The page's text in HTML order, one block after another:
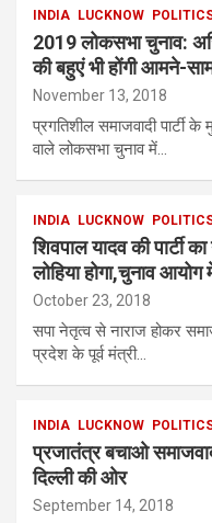
INDIA LUCKNOW
2019 लोकसभा चुनाव:
की बहुएं भी होंगी आमने-
November 13, 2018
प्रगतिशील समाजवादी पार्टी
वाले लोकसभा चुनाव में…
INDIA LUCKNOW
शिवपाल यादव की पार्टी
लोहिया होगा,चुनाव
October 23, 2018
सपा नेतृत्व से नाराज होकर
प्रदेश के पूर्व मंत्री…
INDIA LUCKNOW
प्रजातंत्र बचाओ
दिल्ली की ओर
September 14, 2018